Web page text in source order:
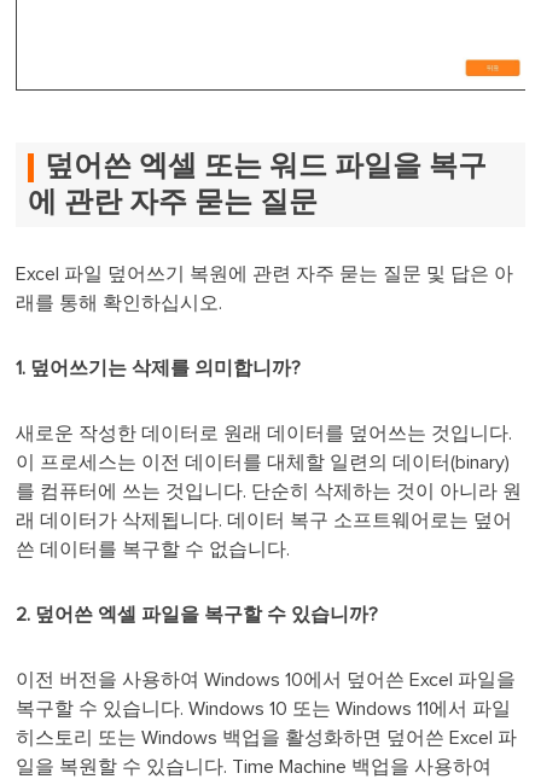
덮어쓴 엑셀 또는 워드 파일을 복구
에 관란 자주 묻는 질문
Excel 파일 덮어쓰기 복원에 관련 자주 묻는 질문 및 답은 아
래를 통해 확인하십시오.
1. 덮어쓰기는 삭제를 의미합니까?
새로운 작성한 데이터로 원래 데이터를 덮어쓰는 것입니다.
이 프로세스는 이전 데이터를 대체할 일련의 데이터(binary)
를 컴퓨터에 쓰는 것입니다. 단순히 삭제하는 것이 아니라 원
래 데이터가 삭제됩니다. 데이터 복구 소프트웨어로는 덮어
쓴 데이터를 복구할 수 없습니다.
2. 덮어쓴 엑셀 파일을 복구할 수 있습니까?
이전 버전을 사용하여 Windows 10에서 덮어쓴 Excel 파일을
복구할 수 있습니다. Windows 10 또는 Windows 11에서 파일
히스토리 또는 Windows 백업을 활성화하면 덮어쓴 Excel 파
일을 복원할 수 있습니다. Time Machine 백업을 사용하여